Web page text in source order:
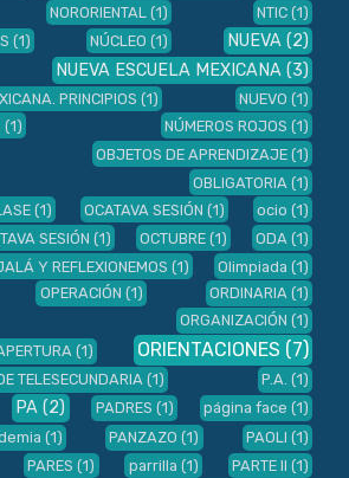
NORORIENTAL (1) NTIC (1)
(1) NÚCLEO (1) NUEVA (2)
NUEVA ESCUELA MEXICANA (3)
PRINCIPIOS (1) NUEVO (1)
(1) NÚMEROS ROJOS (1)
OBJETOS DE APRENDIZAJE (1)
OBLIGATORIA (1)
(1) OCATAVA SESIÓN (1) ocio (1)
SESIÓN (1) OCTUBRE (1) ODA (1)
Y REFLEXIONEMOS (1) Olimpiada (1)
OPERACIÓN (1) ORDINARIA (1)
ORGANIZACIÓN (1)
(1) ORIENTACIONES (7)
TELESECUNDARIA (1) P.A. (1)
PA (2) PADRES (1) página face (1)
(1) PANZAZO (1) PAOLI (1)
PARES (1) parrilla (1) PARTE II (1)